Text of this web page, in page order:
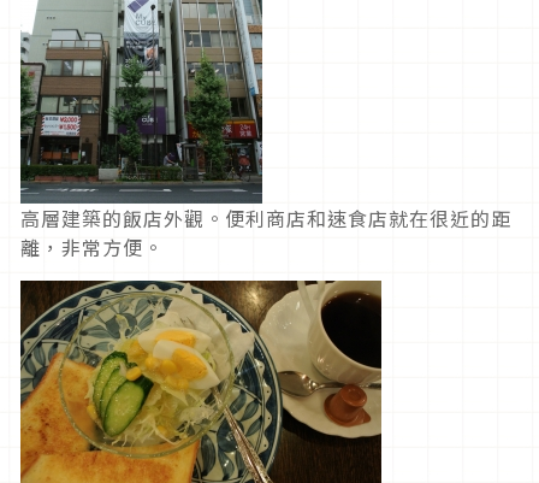
高層建築的飯店外觀。便利商店和速食店就在很近的距
離，非常方便。